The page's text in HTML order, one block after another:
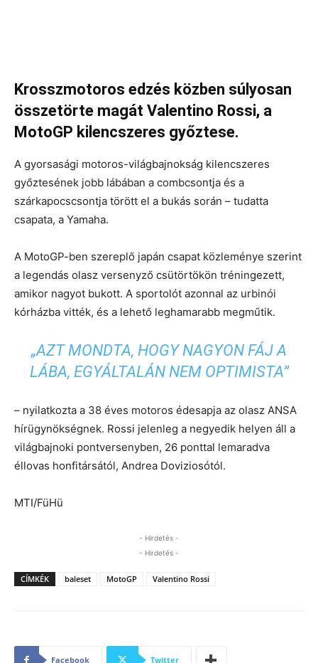
Krosszmotoros edzés közben súlyosan
összetörte magát Valentino Rossi, a
MotoGP kilencszeres győztese.
A gyorsasági motoros-világbajnokság kilencszeres
győztesének jobb lábában a combcsontja és a
szárkapocscsontja törött el a bukás során – tudatta
csapata, a Yamaha.
A MotoGP-ben szereplő japán csapat közleménye szerint
a legendás olasz versenyző csütörtökön tréningezett,
amikor nagyot bukott. A sportolót azonnal az urbinói
kórházba vitték, és a lehető leghamarabb megműtik.
„AZT MONDTA, HOGY NAGYON FÁJ A
LÁBA, EGYÁLTALÁN NEM OPTIMISTA”
– nyilatkozta a 38 éves motoros édesapja az olasz ANSA
hírügynökségnek. Rossi jelenleg a negyedik helyen áll a
világbajnoki pontversenyben, 26 ponttal lemaradva
éllovas honfitársától, Andrea Doviziosótól.
MTI/FüHü
- Hirdetés -
- Hirdetés -
CÍMKÉK baleset MotoGP Valentino Rossi
Facebook Twitter